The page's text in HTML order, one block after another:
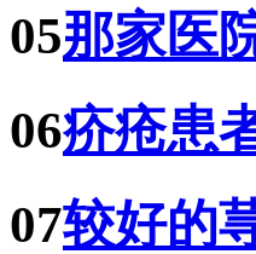
05那家医
06疥疮患
07较好的